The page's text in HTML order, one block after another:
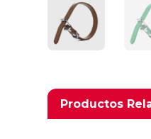
Productos
Productos